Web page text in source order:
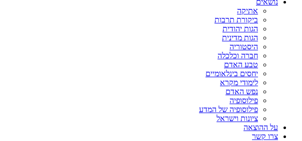
נושאים
אתיקה
ביקורת תרבות
הגות יהודית
הגות מדינית
היסטוריה
חברה וכלכלה
טבע האדם
יחסים בינלאומיים
לימודי מקרא
נפש האדם
פילוסופיה
פילוסופיה של המדע
ציונות וישראל
על ההוצאה
צרו קשר